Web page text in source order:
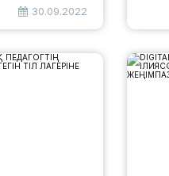
30.09.2022